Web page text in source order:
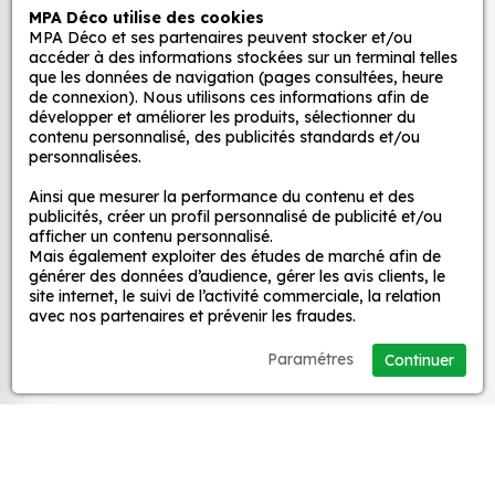
Quels sont les avantages de nos stickers
décoration ?
Une grande variété de motifs et de couleurs :
nos Sticker Art le Clown 7 sont disponibles dans
une large gamme de motifs et de couleurs, ce
pour votre décoration.
Une installation facile : nos stickers sont faciles
à installer, même pour les débutants. Il suffit de
les décoller de leur support et de les coller sur
la surface souhaitée. Vous pouvez vous aider
Une durabilité élevée : nos stickers sont
fabriqués à partir de matériaux de haute
Autocollants pour véhicules et stickers
décoratifs
MPA Déco
Nos services
Nos sites
Mon Compte
MPA Déco utilise des cookies
MPA Déco et ses partenaires peuvent stocker et/ou
accéder à des informations stockées sur un terminal telles
que les données de navigation (pages consultées, heure
de connexion). Nous utilisons ces informations afin de
développer et améliorer les produits, sélectionner du
contenu personnalisé, des publicités standards et/ou
personnalisées.
Ainsi que mesurer la performance du contenu et des
publicités, créer un profil personnalisé de publicité et/ou
afficher un contenu personnalisé.
Mais également exploiter des études de marché afin de
générer des données d’audience, gérer les avis clients, le
site internet, le suivi de l’activité commerciale, la relation
avec nos partenaires et prévenir les fraudes.
Continuer
Paramétres